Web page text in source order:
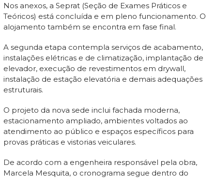
Nos anexos, a Seprat (Seção de Exames Práticos e
Teóricos) está concluída e em pleno funcionamento. O
alojamento também se encontra em fase final.
A segunda etapa contempla serviços de acabamento,
instalações elétricas e de climatização, implantação de
elevador, execução de revestimentos em drywall,
instalação de estação elevatória e demais adequações
estruturais.
O projeto da nova sede inclui fachada moderna,
estacionamento ampliado, ambientes voltados ao
atendimento ao público e espaços específicos para
provas práticas e vistorias veiculares.
De acordo com a engenheira responsável pela obra,
Marcela Mesquita, o cronograma segue dentro do